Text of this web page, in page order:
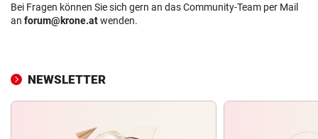
Bei Fragen können Sie sich gern an das Community-Team per Mail
an forum@krone.atwenden.
NEWSLETTER